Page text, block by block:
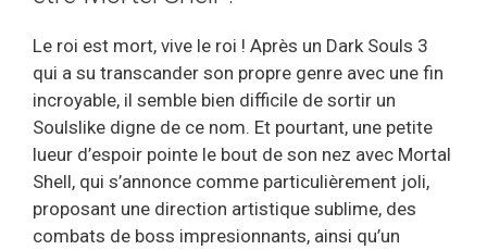
Le roi est mort, vive le roi ! Après un Dark Souls 3
qui a su transcander son propre genre avec une fin
incroyable, il semble bien difficile de sortir un
Soulslike digne de ce nom. Et pourtant, une petite
lueur d’espoir pointe le bout de son nez avec Mortal
Shell, qui s’annonce comme particulièrement joli,
proposant une direction artistique sublime, des
combats de boss impresionnants, ainsi qu’un